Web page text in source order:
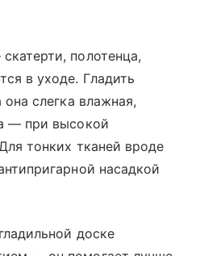
полотенца,
в уходе. Гладить
она слегка влажная,
— при высокой
тонких тканей вроде
насадкой
доске